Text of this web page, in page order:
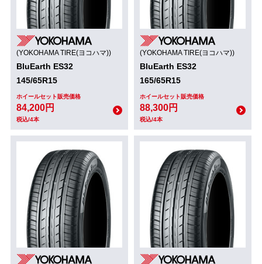
(YOKOHAMA TIRE(ヨコハマ))
BluEarth ES32
145/65R15
ホイールセット販売価格
84,200円
税込/4本
(YOKOHAMA TIRE(ヨコハマ))
BluEarth ES32
165/65R15
ホイールセット販売価格
88,300円
税込/4本